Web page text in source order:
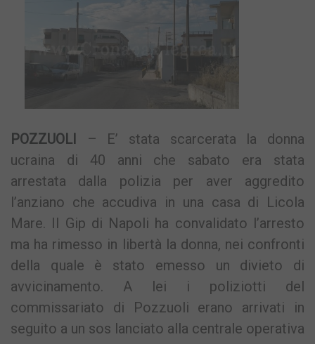
POZZUOLI
– E’ stata scarcerata la donna
ucraina di 40 anni che sabato era stata
arrestata dalla polizia per aver aggredito
l’anziano che accudiva in una casa di Licola
Mare. Il Gip di Napoli ha convalidato l’arresto
ma ha rimesso in libertà la donna, nei confronti
della quale è stato emesso un divieto di
avvicinamento. A lei i poliziotti del
commissariato di Pozzuoli erano arrivati in
seguito a un sos lanciato alla centrale operativa